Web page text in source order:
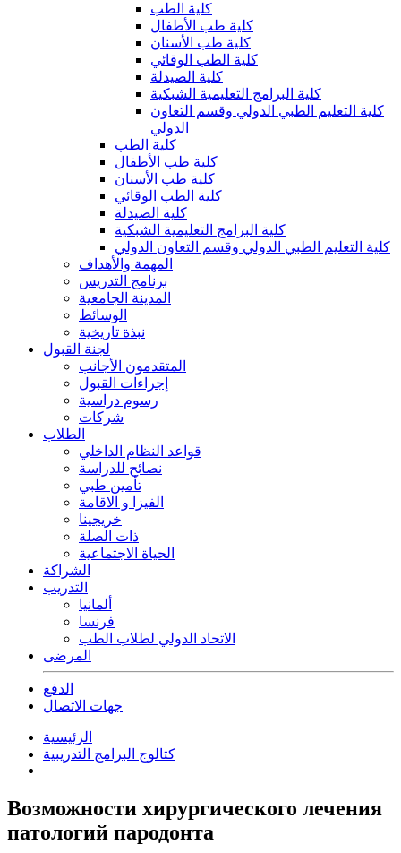
كلية الطب
كلية طب الأطفال
كلية طب الأسنان
كلية الطب الوقائي
كلية الصيدلة
كلية البرامج التعليمية الشبكية
كلية التعليم الطبي الدولي وقسم التعاون
الدولي
كلية الطب
كلية طب الأطفال
كلية طب الأسنان
كلية الطب الوقائي
كلية الصيدلة
كلية البرامج التعليمية الشبكية
كلية التعليم الطبي الدولي وقسم التعاون الدولي
المهمة والأهداف
برنامج التدريس
المدينة الجامعية
الوسائط
نبذة تاريخية
لجنة القبول
المتقدمون الأجانب
إجراءات القبول
رسوم دراسية
شركات
الطلاب
قواعد النظام الداخلي
نصائح للدراسة
تأمين طبي
الفيزا و الاقامة
خريجينا
ذات الصلة
الحياة الاجتماعية
الشراكة
التدريب
ألمانيا
فرنسا
الاتحاد الدولي لطلاب الطب
المرضى
الدفع
جهات الاتصال
الرئيسية
كتالوج البرامج التدريبية
Возможности хирургического лечения
патологий пародонта